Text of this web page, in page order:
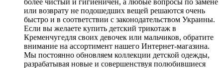
или возврату не подошедших вещей решаются очень
быстро и в соответствии с законодательством Украины.
Если вы желаете купить детский трикотаж в
Кременчугедля своих девочек или мальчиков, обратите
внимание на ассортимент нашего Интернет-магазина.
Мы постоянно обновляем коллекции детской одежды,
разрабатывая новые и совершенствуя полюбившиеся